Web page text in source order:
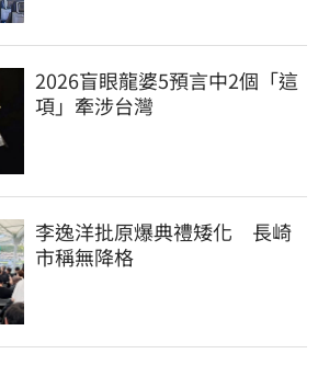
2026盲眼龍婆5預言中2個「這
項」牽涉台灣
李逸洋批原爆典禮矮化　長崎
市稱無降格